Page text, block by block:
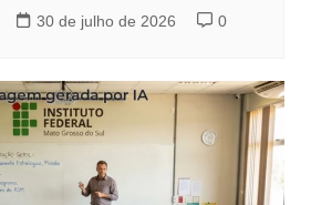
30 de julho de 2026 0